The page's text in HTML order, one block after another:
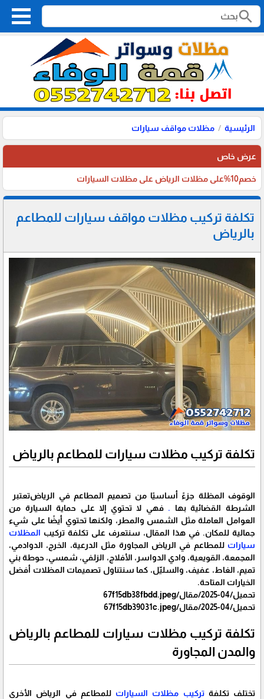
search
الرئيسية مظلات مواقف سيارات
عرض خاص
خصم10%على مظلات الرياض على مظلات السيارات
تكلفة تركيب مظلات مواقف سيارات للمطاعم
بالرياض
تكلفة تركيب مظلات سيارات للمطاعم بالرياض
تعتبرالوقوف المظلة جزءً أساسيًا من تصميم المطاعم في الرياض
الشرطة القضائية بها . فهي لا تحتوي إلا على حماية السيارة من
العوامل العاملة مثل الشمس والمطر، ولكنها تحتوي أيضًا على شيء
جمالية للمكان. في هذا المقال، سنتعرف على تكلفة تركيب المظلات
سيارات للمطاعم في الرياض المجاورة مثل الدرعية، الخرج، الدوادمي،
المجمعة، القويعية، وادي الدواسر، الأفلاج، الزلفي، شمسي، حوطة بني
تميم، الغاط، عفيف، والسليّل، كما سنتناول تصميمات المظلات أفضل
الخيارات المتاحة.
تحميل/04-2025/مقال/67f15db38fbdd.jpeg
تحميل/04-2025/مقال/67f15db39031c.jpeg
تكلفة تركيب مظلات سيارات للمطاعم بالرياض
والمدن المجاورة
تختلف تكلفةتركيب مظلات السيارات للمطاعم في الرياض الأخرى